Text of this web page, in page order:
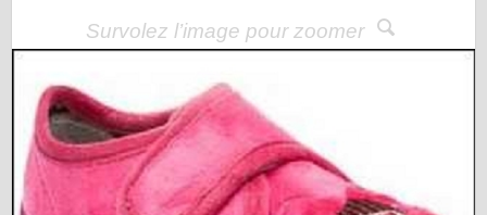
Survolez l’image pour zoomer